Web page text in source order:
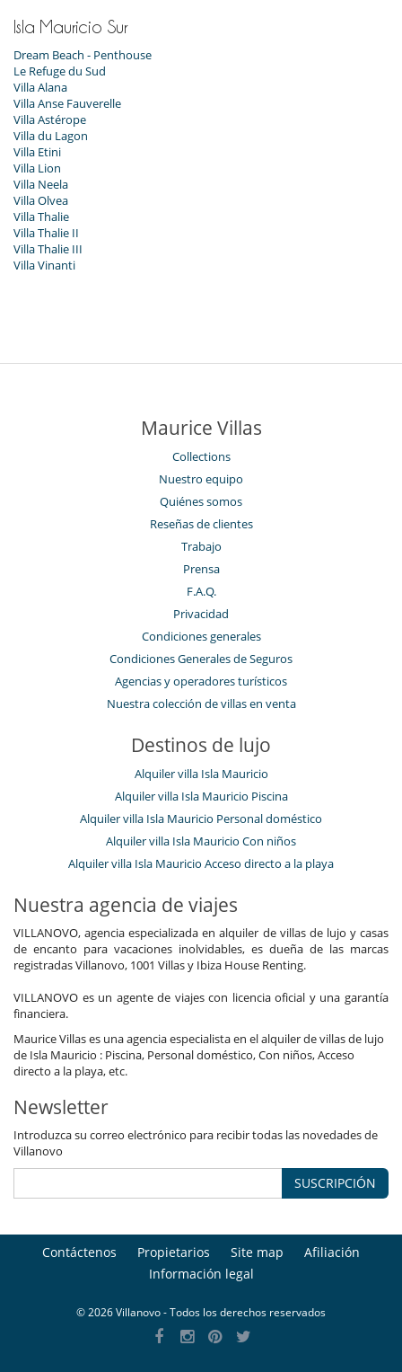
Isla Mauricio Sur
Dream Beach - Penthouse
Le Refuge du Sud
Villa Alana
Villa Anse Fauverelle
Villa Astérope
Villa du Lagon
Villa Etini
Villa Lion
Villa Neela
Villa Olvea
Villa Thalie
Villa Thalie II
Villa Thalie III
Villa Vinanti
Maurice Villas
Collections
Nuestro equipo
Quiénes somos
Reseñas de clientes
Trabajo
Prensa
F.A.Q.
Privacidad
Condiciones generales
Condiciones Generales de Seguros
Agencias y operadores turísticos
Nuestra colección de villas en venta
Destinos de lujo
Alquiler villa Isla Mauricio
Alquiler villa Isla Mauricio Piscina
Alquiler villa Isla Mauricio Personal doméstico
Alquiler villa Isla Mauricio Con niños
Alquiler villa Isla Mauricio Acceso directo a la playa
Nuestra agencia de viajes
VILLANOVO, agencia especializada en alquiler de villas de lujo y casas
de encanto para vacaciones inolvidables, es dueña de las marcas
registradas Villanovo, 1001 Villas y Ibiza House Renting.
VILLANOVO es un agente de viajes con licencia oficial y una garantía
financiera.
Maurice Villas es una agencia especialista en el alquiler de villas de lujo
de Isla Mauricio : Piscina, Personal doméstico, Con niños, Acceso
directo a la playa, etc.
Newsletter
Introduzca su correo electrónico para recibir todas las novedades de
Villanovo
SUSCRIPCIÓN
Contáctenos Propietarios Site map
Afiliación
Información legal
© 2026 Villanovo - Todos los derechos reservados